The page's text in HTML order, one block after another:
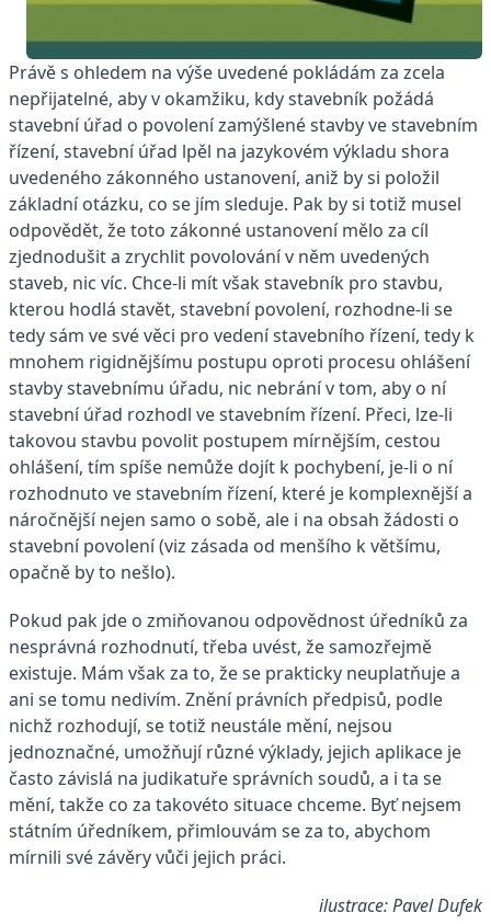
Právě s ohledem na výše uvedené pokládám za zcela
nepřijatelné, aby v okamžiku, kdy stavebník požádá
stavební úřad o povolení zamýšlené stavby ve stavebním
řízení, stavební úřad lpěl na jazykovém výkladu shora
uvedeného zákonného ustanovení, aniž by si položil
základní otázku, co se jím sleduje. Pak by si totiž musel
odpovědět, že toto zákonné ustanovení mělo za cíl
zjednodušit a zrychlit povolování v něm uvedených
staveb, nic víc. Chce-li mít však stavebník pro stavbu,
kterou hodlá stavět, stavební povolení, rozhodne-li se
tedy sám ve své věci pro vedení stavebního řízení, tedy k
mnohem rigidnějšímu postupu oproti procesu ohlášení
stavby stavebnímu úřadu, nic nebrání v tom, aby o ní
stavební úřad rozhodl ve stavebním řízení. Přeci, lze-li
takovou stavbu povolit postupem mírnějším, cestou
ohlášení, tím spíše nemůže dojít k pochybení, je-li o ní
rozhodnuto ve stavebním řízení, které je komplexnější a
náročnější nejen samo o sobě, ale i na obsah žádosti o
stavební povolení (viz zásada od menšího k většímu,
opačně by to nešlo).
Pokud pak jde o zmiňovanou odpovědnost úředníků za
nesprávná rozhodnutí, třeba uvést, že samozřejmě
existuje. Mám však za to, že se prakticky neuplatňuje a
ani se tomu nedivím. Znění právních předpisů, podle
nichž rozhodují, se totiž neustále mění, nejsou
jednoznačné, umožňují různé výklady, jejich aplikace je
často závislá na judikatuře správních soudů, a i ta se
mění, takže co za takovéto situace chceme. Byť nejsem
státním úředníkem, přimlouvám se za to, abychom
mírnili své závěry vůči jejich práci.
ilustrace: Pavel Dufek